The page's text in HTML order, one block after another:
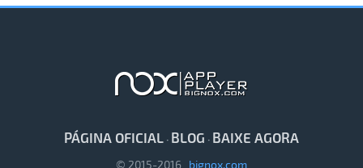
PÁGINA OFICIAL · BLOG · BAIXE AGORA
© 2015-2016 bignox.com